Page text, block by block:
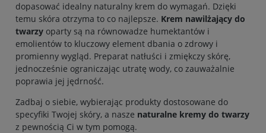
dopasować idealny naturalny krem do wymagań. Dzięki
temu skóra otrzyma to co najlepsze. Krem nawilżający do
twarzy oparty są na równowadze humektantów i
emolientów to kluczowy element dbania o zdrowy i
promienny wygląd. Preparat natłuści i zmiękczy skórę,
jednocześnie ograniczając utratę wody, co zauważalnie
poprawia jej jędrność.
Zadbaj o siebie, wybierając produkty dostosowane do
specyfiki Twojej skóry, a nasze naturalne kremy do twarzy
z pewnością Ci w tym pomogą.